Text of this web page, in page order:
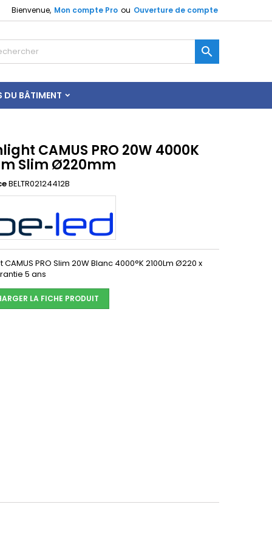
Bienvenue, Mon compte Pro ou Ouverture de compte

DU BÂTIMENT
CAMUS PRO 20W 4000K
Slim Ø220mm
BELTR02124412B
PRO Slim 20W Blanc 4000°K 2100Lm Ø220 x
5 ans
LA FICHE PRODUIT